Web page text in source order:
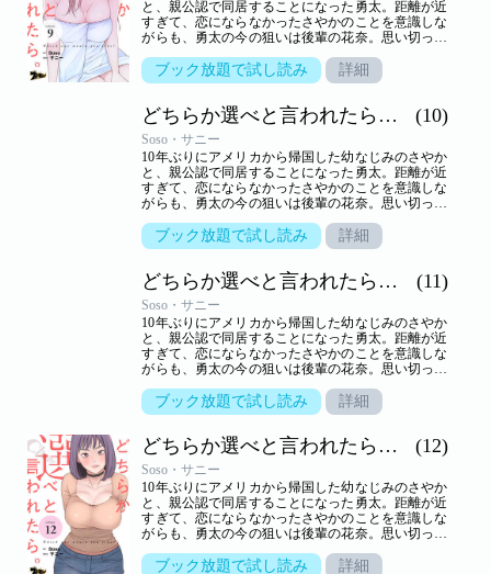
と、親公認で同居することになった勇太。距離が近
すぎて、恋にならなかったさやかのことを意識しな
がらも、勇太の今の狙いは後輩の花奈。思い切って
しまう。しかし、さやかといっしょのところを目撃
されて以来、花奈の態度は一転。一方さやかは、一
小悪魔かわいい系と気の強い美人、二人に挟まれ、
嬉しくないわけはないけれど…。三角関係の行方は
――！？【ズズズキュン！】
ブック放題で試し読み 詳細
どちらか選べと言われたら。（フルカラー） (10)
Soso・サニー
10年ぶりにアメリカから帰国した幼なじみのさやか
と、親公認で同居することになった勇太。距離が近
すぎて、恋にならなかったさやかのことを意識しな
がらも、勇太の今の狙いは後輩の花奈。思い切って
しまう。しかし、さやかといっしょのところを目撃
されて以来、花奈の態度は一転。一方さやかは、一
小悪魔かわいい系と気の強い美人、二人に挟まれ、
嬉しくないわけはないけれど…。三角関係の行方は
――！？【ズズズキュン！】
ブック放題で試し読み 詳細
どちらか選べと言われたら。（フルカラー） (11)
Soso・サニー
10年ぶりにアメリカから帰国した幼なじみのさやか
と、親公認で同居することになった勇太。距離が近
すぎて、恋にならなかったさやかのことを意識しな
がらも、勇太の今の狙いは後輩の花奈。思い切って
しまう。しかし、さやかといっしょのところを目撃
されて以来、花奈の態度は一転。一方さやかは、一
小悪魔かわいい系と気の強い美人、二人に挟まれ、
嬉しくないわけはないけれど…。三角関係の行方は
――！？【ズズズキュン！】
ブック放題で試し読み 詳細
どちらか選べと言われたら。（フルカラー） (12)
Soso・サニー
10年ぶりにアメリカから帰国した幼なじみのさやか
と、親公認で同居することになった勇太。距離が近
すぎて、恋にならなかったさやかのことを意識しな
がらも、勇太の今の狙いは後輩の花奈。思い切って
しまう。しかし、さやかといっしょのところを目撃
ブック放題で試し読み 詳細